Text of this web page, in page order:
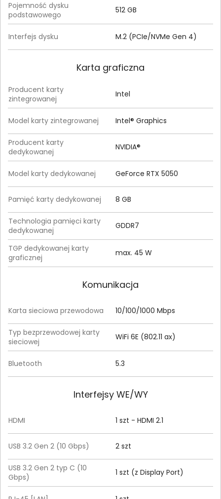
Pojemność dysku
podstawowego
512 GB
Interfejs dysku M.2 (PCIe/NVMe Gen 4)
Karta graficzna
Producent karty
zintegrowanej
Intel
Model karty zintegrowanej Intel® Graphics
Producent karty
dedykowanej
NVIDIA®
Model karty dedykowanej GeForce RTX 5050
Pamięć karty dedykowanej 8 GB
Technologia pamięci karty
dedykowanej
GDDR7
TGP dedykowanej karty
graficznej
max. 45 W
Komunikacja
Karta sieciowa przewodowa 10/100/1000 Mbps
Typ bezprzewodowej karty
sieciowej
WiFi 6E (802.11 ax)
Bluetooth 5.3
Interfejsy WE/WY
HDMI 1 szt - HDMI 2.1
USB 3.2 Gen 2 (10 Gbps) 2 szt
USB 3.2 Gen 2 typ C (10
Gbps)
1 szt (z Display Port)